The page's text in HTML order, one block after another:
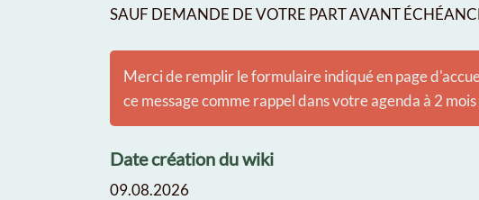
SAUF DEMANDE DE VOTRE PART AVANT
Merci de remplir le formulaire indiqué en page
ce message comme rappel dans votre agenda à 2
Date création du wiki
09.08.2026